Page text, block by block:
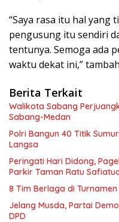
“Saya rasa itu hal yang
pengusung itu sendiri
tentunya. Semoga ada
waktu dekat ini,”
Berita Terkait
Walikota Sabang
Sabang-Medan
Polri Bangun 40 Titik
Langsa
Peringati Hari Didong,
Parkir Taman Ratu
8 Tim Berlaga di Turnamen
Jelang Musda, Partai
DPD